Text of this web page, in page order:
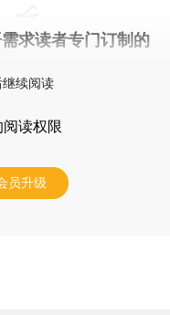
求读者专门订制的
续阅读
阅读权限
员升级